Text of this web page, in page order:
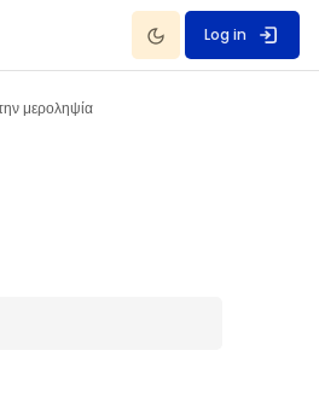
Dark Mode
Log in
μεροληψία